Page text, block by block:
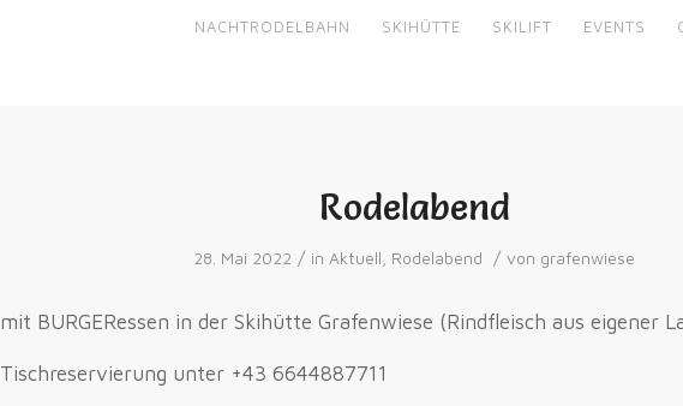
NACHTRODELBAHN SKIHÜTTE SKILIFT EVENTS
Rodelabend
28. Mai 2022 / in Aktuell Rodelabend / von grafenwiese
mit BURGERessen in der Skihütte Grafenwiese (Rindfleisch aus eigener
Tischreservierung unter +43 6644887711